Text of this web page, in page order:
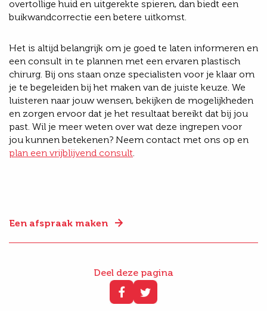
overtollige huid en uitgerekte spieren, dan biedt een
buikwandcorrectie een betere uitkomst.
Het is altijd belangrijk om je goed te laten informeren en
een consult in te plannen met een ervaren plastisch
chirurg. Bij ons staan onze specialisten voor je klaar om
je te begeleiden bij het maken van de juiste keuze. We
luisteren naar jouw wensen, bekijken de mogelijkheden
en zorgen ervoor dat je het resultaat bereikt dat bij jou
past. Wil je meer weten over wat deze ingrepen voor
jou kunnen betekenen? Neem contact met ons op en
plan een vrijblijvend consult
Een afspraak maken
Deel deze pagina